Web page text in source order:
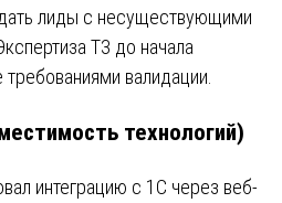
лиды с несуществующими
ТЗ до начала
валидации.
технологий)
интеграцию с 1С через веб-